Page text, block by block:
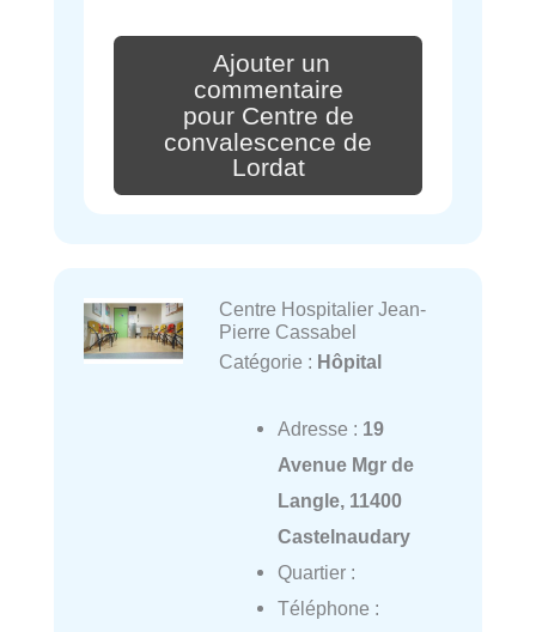
Ajouter un
commentaire
pour Centre de
convalescence de
Lordat
Centre Hospitalier Jean-
Pierre Cassabel
Catégorie : Hôpital
Adresse : 19
Avenue Mgr de
Langle, 11400
Castelnaudary
Quartier :
Téléphone :